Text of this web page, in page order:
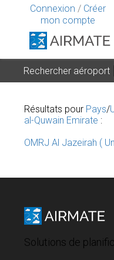
Connexion / Créer
mon compte
Rechercher aéroport
Résultats pour Pays/
al-Quwain Emirate :
OMRJ Al Jazeirah (
Solutions de